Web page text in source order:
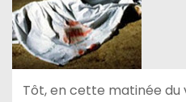
Tôt, en cette matinée du